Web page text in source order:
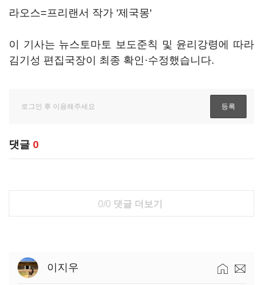
라오스=프리랜서 작가 '제국몽'
이 기사는 뉴스토마토 보도준칙 및 윤리강령에 따라
김기성 편집국장이 최종 확인·수정했습니다.
댓글 0
0/0 댓글 더보기
이지우